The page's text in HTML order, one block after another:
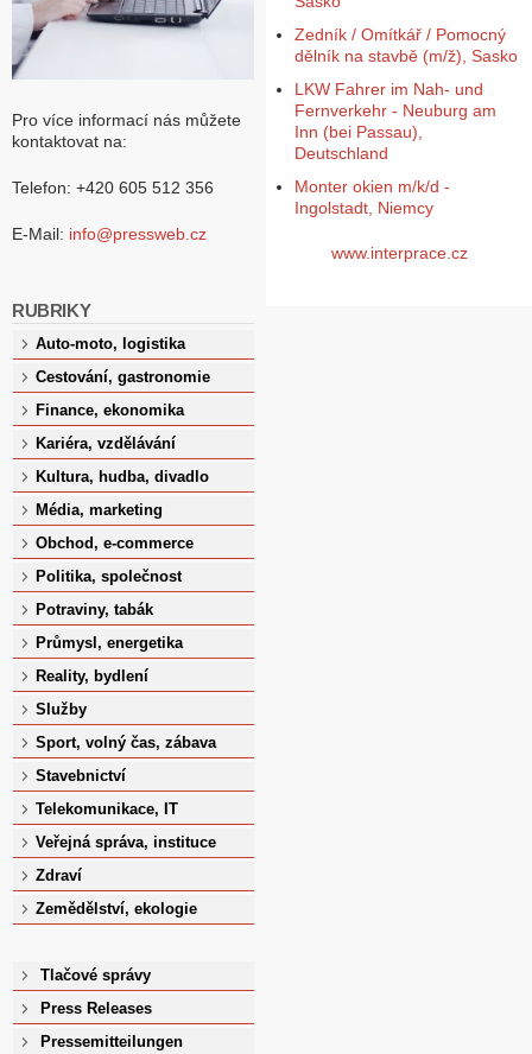
Pro více informací nás můžete
kontaktovat na:
Telefon: +420 605 512 356
E-Mail: info@pressweb.cz
RUBRIKY
Auto-moto, logistika
Cestování, gastronomie
Finance, ekonomika
Kariéra, vzdělávání
Kultura, hudba, divadlo
Média, marketing
Obchod, e-commerce
Politika, společnost
Potraviny, tabák
Průmysl, energetika
Reality, bydlení
Služby
Sport, volný čas, zábava
Stavebnictví
Telekomunikace, IT
Veřejná správa, instituce
Zdraví
Zemědělství, ekologie
Tlačové správy
Press Releases
Pressemitteilungen
Zedník / Omítkář / Pomocný
dělník na stavbě (m/ž), Sasko
LKW Fahrer im Nah- und
Fernverkehr - Neuburg am
Inn (bei Passau),
Deutschland
Monter okien m/k/d -
Ingolstadt, Niemcy
www.interprace.cz